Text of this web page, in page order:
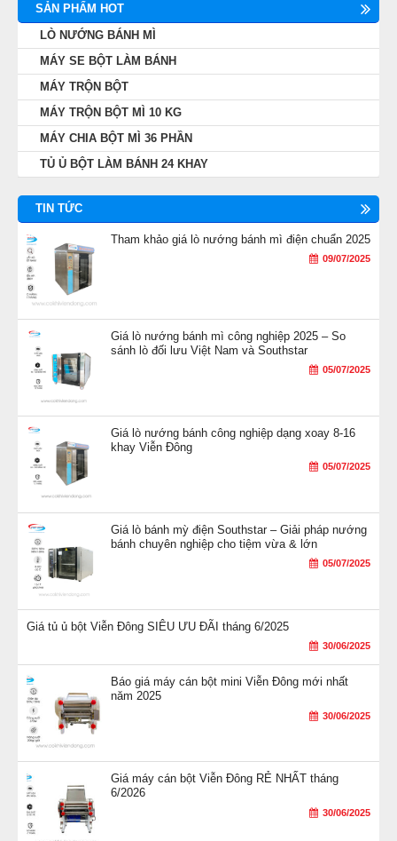
SẢN PHẨM HOT
LÒ NƯỚNG BÁNH MÌ
MÁY SE BỘT LÀM BÁNH
MÁY TRỘN BỘT
MÁY TRỘN BỘT MÌ 10 KG
MÁY CHIA BỘT MÌ 36 PHẦN
TỦ Ủ BỘT LÀM BÁNH 24 KHAY
TIN TỨC
Tham khảo giá lò nướng bánh mì điện chuẩn 2025
09/07/2025
Giá lò nướng bánh mì công nghiệp 2025 – So
sánh lò đối lưu Việt Nam và Southstar
05/07/2025
Giá lò nướng bánh công nghiệp dạng xoay 8-16
khay Viễn Đông
05/07/2025
Giá lò bánh mỳ điện Southstar – Giải pháp nướng
bánh chuyên nghiệp cho tiệm vừa & lớn
05/07/2025
Giá tủ ủ bột Viễn Đông SIÊU ƯU ĐÃI tháng 6/2025
30/06/2025
Báo giá máy cán bột mini Viễn Đông mới nhất
năm 2025
30/06/2025
Giá máy cán bột Viễn Đông RẺ NHẤT tháng
6/2026
30/06/2025